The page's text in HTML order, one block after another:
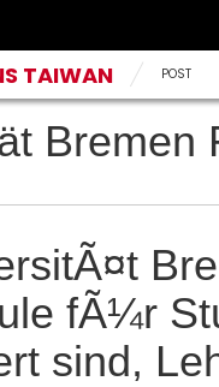
TAIWAN POST
Bremen
fÃ¼r
sind,